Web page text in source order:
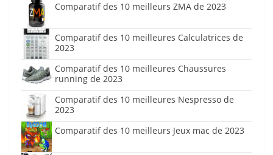
Comparatif des 10 meilleurs ZMA de 2023
Comparatif des 10 meilleures Calculatrices de
2023
Comparatif des 10 meilleures Chaussures
running de 2023
Comparatif des 10 meilleures Nespresso de
2023
Comparatif des 10 meilleurs Jeux mac de 2023